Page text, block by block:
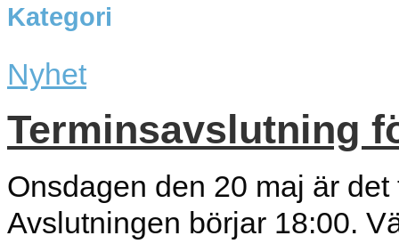
Kategori
Nyhet
Terminsavslutning
Onsdagen den 20 maj är
Avslutningen börjar 18:00.